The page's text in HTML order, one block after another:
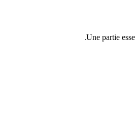
Une partie